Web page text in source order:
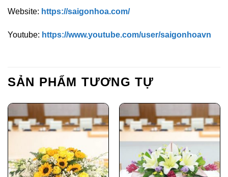
Website: https://saigonhoa.com/
Youtube: https://www.youtube.com/user/saigonhoavn
SẢN PHẨM TƯƠNG TỰ